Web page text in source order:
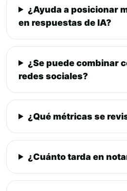
¿Ayuda a posicionar
en respuestas de IA?
¿Se puede combinar
redes sociales?
¿Qué métricas se
¿Cuánto tarda en